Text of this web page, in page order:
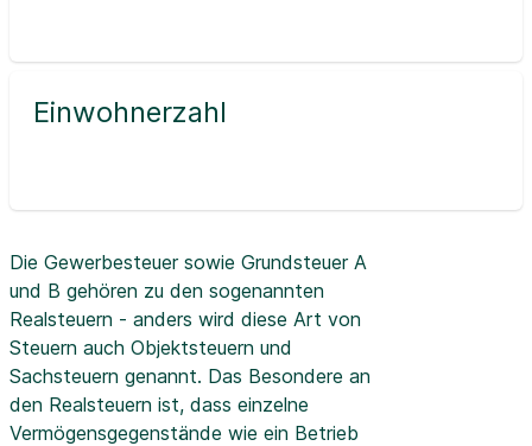
Einwohnerzahl
Die Gewerbesteuer sowie Grundsteuer A
und B gehören zu den sogenannten
Realsteuern - anders wird diese Art von
Steuern auch Objektsteuern und
Sachsteuern genannt. Das Besondere an
den Realsteuern ist, dass einzelne
Vermögensgegenstände wie ein Betrieb